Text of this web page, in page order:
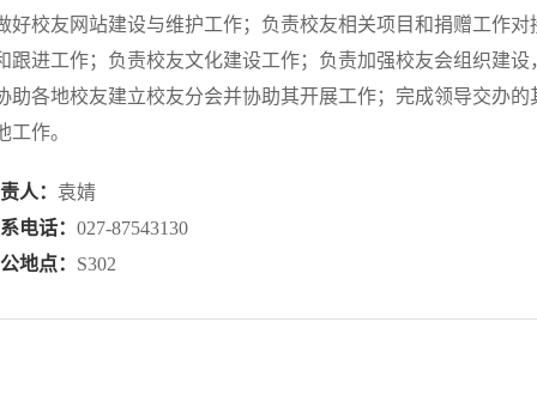
好校友网站建设与维护工作；负责校友相关项目和捐赠工作对
跟进工作；负责校友文化建设工作；负责加强校友会组织建设
助各地校友建立校友分会并协助其开展工作；完成领导交办的
工作。
人：袁婧
电话：027-87543130
地点： S302